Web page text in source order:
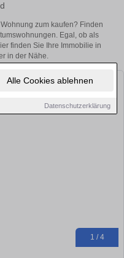
Alle Cookies ablehnen
Datenschutzerklärung
zum kaufen? Finden
Egal, ob als
finden Sie Ihre Immobilie in
in der Nähe.
1 / 4